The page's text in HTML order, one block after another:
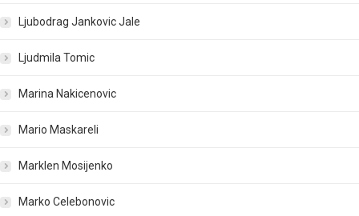
Ljubodrag Jankovic Jale
Ljudmila Tomic
Marina Nakicenovic
Mario Maskareli
Marklen Mosijenko
Marko Celebonovic